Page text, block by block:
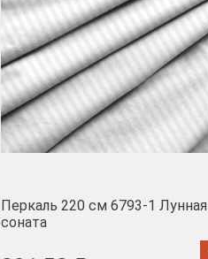
Перкаль 220 см 6793-1 Лунная
соната